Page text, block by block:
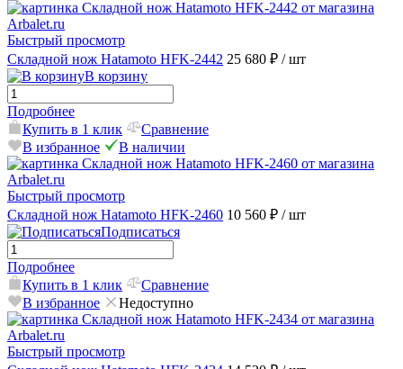
Быстрый просмотр
Складной нож Hatamoto HFK-2442 25 680 ₽ / шт
В корзину
Подробнее
Купить в 1 клик
Сравнение
В избранное
В наличии
Быстрый просмотр
Складной нож Hatamoto HFK-2460 10 560 ₽ / шт
Подписаться
Подробнее
Купить в 1 клик
Сравнение
В избранное
Недоступно
Быстрый просмотр